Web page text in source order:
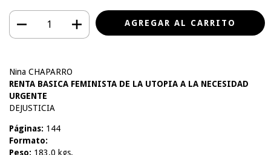
Nina CHAPARRO
RENTA BASICA FEMINISTA DE LA UTOPIA A LA NECESIDAD
URGENTE
DEJUSTICIA
Páginas: 144
Formato:
Peso: 183.0 kgs.